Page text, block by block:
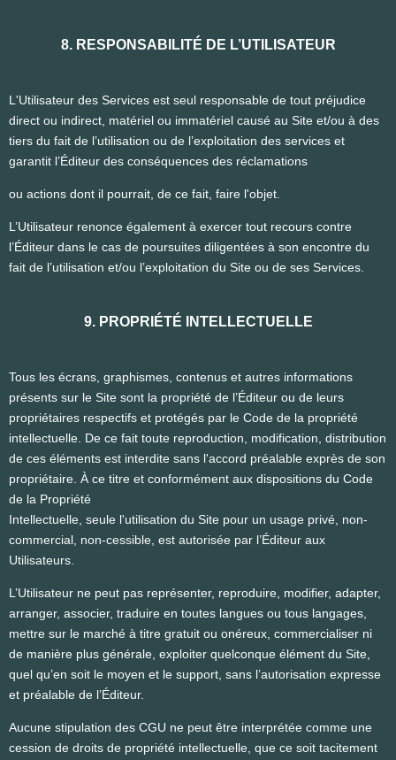
8. RESPONSABILITÉ DE L’UTILISATEUR
L'Utilisateur des Services est seul responsable de tout préjudice
direct ou indirect, matériel ou immatériel causé au Site et/ou à des
tiers du fait de l’utilisation ou de l’exploitation des services et
garantit l’Éditeur des conséquences des réclamations
ou actions dont il pourrait, de ce fait, faire l'objet.
L’Utilisateur renonce également à exercer tout recours contre
l’Éditeur dans le cas de poursuites diligentées à son encontre du
fait de l’utilisation et/ou l’exploitation du Site ou de ses Services.
9. PROPRIÉTÉ INTELLECTUELLE
Tous les écrans, graphismes, contenus et autres informations
présents sur le Site sont la propriété de l’Éditeur ou de leurs
propriétaires respectifs et protégés par le Code de la propriété
intellectuelle. De ce fait toute reproduction, modification, distribution
de ces éléments est interdite sans l'accord préalable exprès de son
propriétaire. À ce titre et conformément aux dispositions du Code
de la Propriété
Intellectuelle, seule l'utilisation du Site pour un usage privé, non-
commercial, non-cessible, est autorisée par l’Éditeur aux
Utilisateurs.
L’Utilisateur ne peut pas représenter, reproduire, modifier, adapter,
arranger, associer, traduire en toutes langues ou tous langages,
mettre sur le marché à titre gratuit ou onéreux, commercialiser ni
de manière plus générale, exploiter quelconque élément du Site,
quel qu’en soit le moyen et le support, sans l’autorisation expresse
et préalable de l’Éditeur.
Aucune stipulation des CGU ne peut être interprétée comme une
cession de droits de propriété intellectuelle, que ce soit tacitement